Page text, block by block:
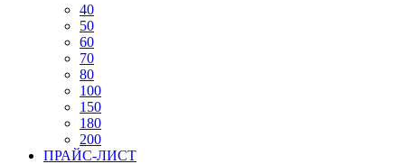
40
50
60
70
80
100
150
180
200
ПРАЙС-ЛИСТ